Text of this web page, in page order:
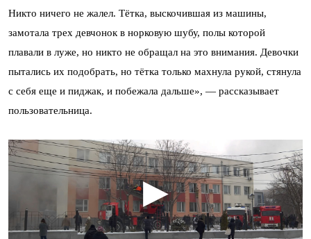
Никто ничего не жалел. Тётка, выскочившая из машины,
замотала трех девчонок в норковую шубу, полы которой
плавали в луже, но никто не обращал на это внимания. Девочки
пытались их подобрать, но тётка только махнула рукой, стянула
с себя еще и пиджак, и побежала дальше», — рассказывает
пользовательница.